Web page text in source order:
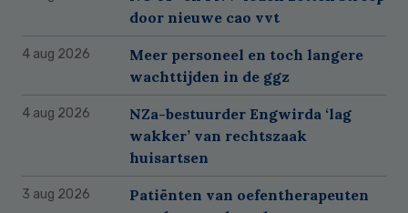
door nieuwe cao vvt
4 aug 2026
Meer personeel en toch langere
wachttijden in de ggz
4 aug 2026
NZa-bestuurder Engwirda ‘lag
wakker’ van rechtszaak
huisartsen
3 aug 2026
Patiënten van oefentherapeuten